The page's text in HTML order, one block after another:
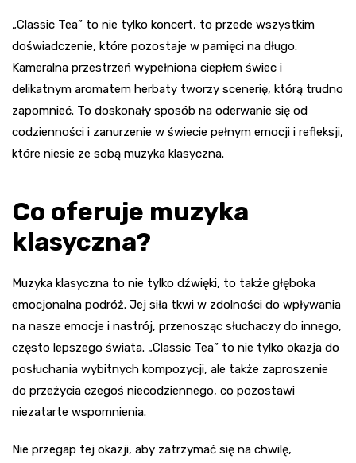
„Classic Tea” to nie tylko koncert, to przede wszystkim
doświadczenie, które pozostaje w pamięci na długo.
Kameralna przestrzeń wypełniona ciepłem świec i
delikatnym aromatem herbaty tworzy scenerię, którą trudno
zapomnieć. To doskonały sposób na oderwanie się od
codzienności i zanurzenie w świecie pełnym emocji i refleksji,
które niesie ze sobą muzyka klasyczna.
Co oferuje muzyka
klasyczna?
Muzyka klasyczna to nie tylko dźwięki, to także głęboka
emocjonalna podróż. Jej siła tkwi w zdolności do wpływania
na nasze emocje i nastrój, przenosząc słuchaczy do innego,
często lepszego świata. „Classic Tea” to nie tylko okazja do
posłuchania wybitnych kompozycji, ale także zaproszenie
do przeżycia czegoś niecodziennego, co pozostawi
niezatarte wspomnienia.
Nie przegap tej okazji, aby zatrzymać się na chwilę,